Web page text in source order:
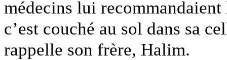
médecins lui
c’est couché au sol dans sa
rappelle son frère, Halim.